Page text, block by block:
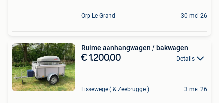
Orp-Le-Grand 30 mei 26
Ruime aanhangwagen / bakwagen
€ 1.200,00 Details
Lissewege ( & Zeebrugge ) 3 mei 26